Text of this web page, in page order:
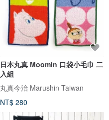
日本丸真 Moomin 口袋小毛巾 二
入組
丸真今治 Marushin Taiwan
NT$ 280